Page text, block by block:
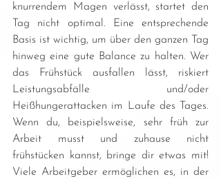
knurrendem Magen verlässt, startet den
Tag nicht optimal. Eine entsprechende
Basis ist wichtig, um über den ganzen Tag
hinweg eine gute Balance zu halten. Wer
das Frühstück ausfallen lässt, riskiert
Leistungsabfälle und/oder
Heißhungerattacken im Laufe des Tages.
Wenn du, beispielsweise, sehr früh zur
Arbeit musst und zuhause nicht
frühstücken kannst, bringe dir etwas mit!
Viele Arbeitgeber ermöglichen es, in der